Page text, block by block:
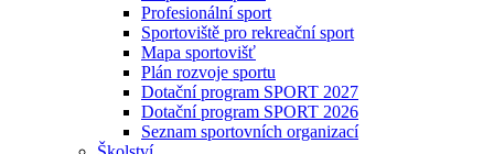
Profesionální sport
Sportoviště pro rekreační sport
Mapa sportovišť
Plán rozvoje sportu
Dotační program SPORT 2027
Dotační program SPORT 2026
Seznam sportovních organizací